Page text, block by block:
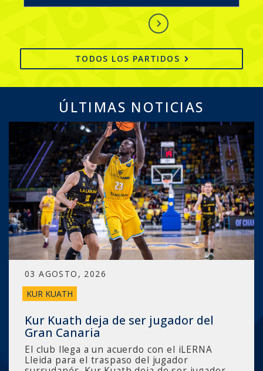
TODOS LOS PARTIDOS
ÚLTIMAS NOTICIAS
03 AGOSTO, 2026
KUR KUATH
Kur Kuath deja de ser jugador del
Gran Canaria
El club llega a un acuerdo con el iLERNA
Lleida para el traspaso del jugador